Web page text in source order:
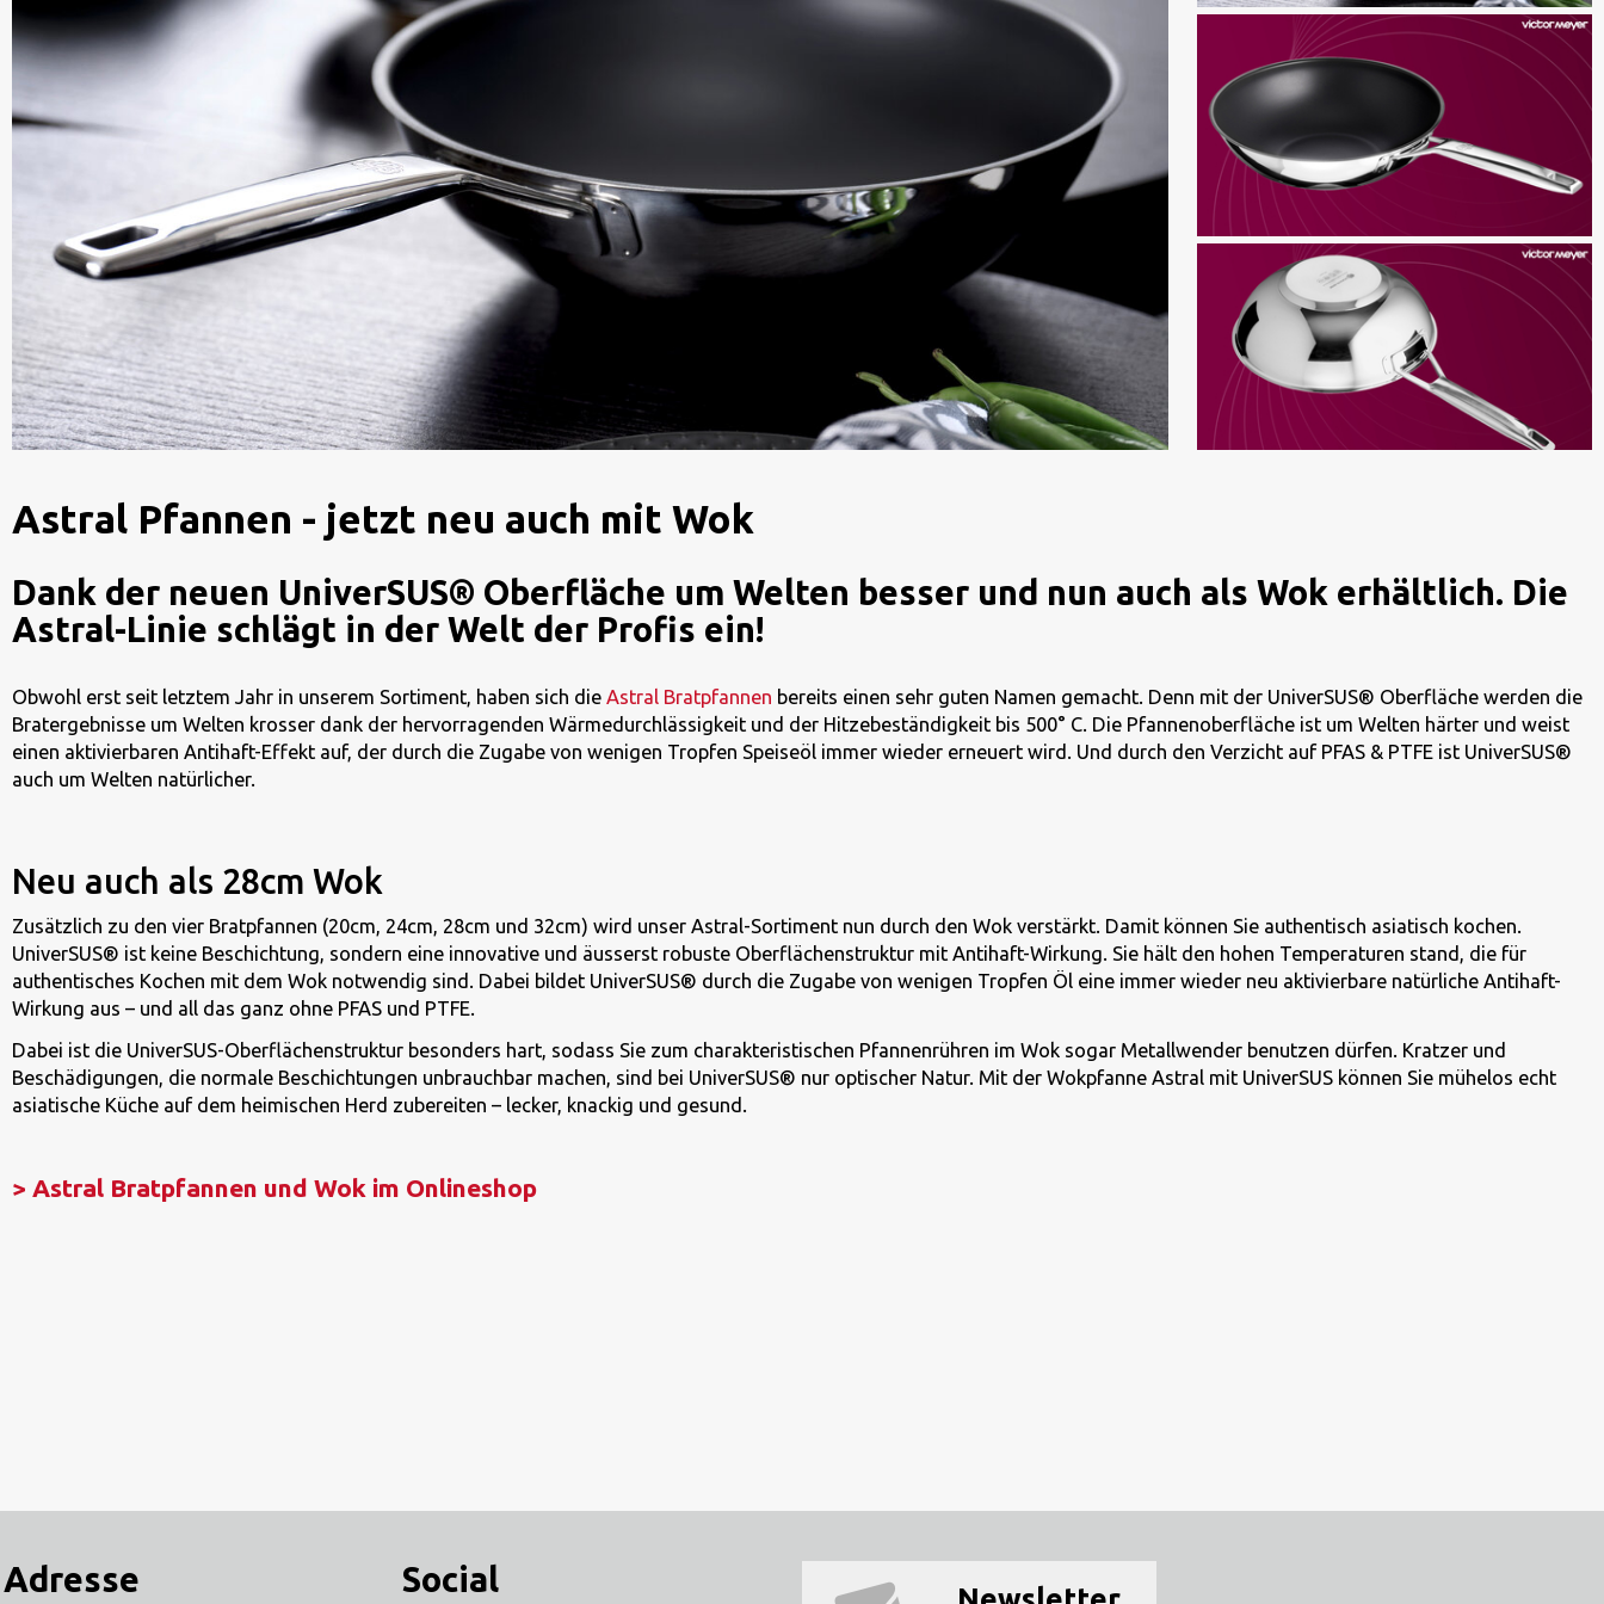
Astral Pfannen - jetzt neu auch mit Wok
Dank der neuen UniverSUS® Oberfläche um Welten besser und nun auch als Wok erhältlich. Die
Astral-Linie schlägt in der Welt der Profis ein!
Obwohl erst seit letztem Jahr in unserem Sortiment, haben sich die Astral Bratpfannen bereits einen sehr guten Namen gemacht. Denn mit der UniverSUS® Oberfläche werden die
Bratergebnisse um Welten krosser dank der hervorragenden Wärmedurchlässigkeit und der Hitzebeständigkeit bis 500° C. Die Pfannenoberfläche ist um Welten härter und weist
einen aktivierbaren Antihaft-Effekt auf, der durch die Zugabe von wenigen Tropfen Speiseöl immer wieder erneuert wird. Und durch den Verzicht auf PFAS & PTFE ist UniverSUS®
auch um Welten natürlicher.
Neu auch als 28cm Wok
Zusätzlich zu den vier Bratpfannen (20cm, 24cm, 28cm und 32cm) wird unser Astral-Sortiment nun durch den Wok verstärkt. Damit können Sie authentisch asiatisch kochen.
UniverSUS® ist keine Beschichtung, sondern eine innovative und äusserst robuste Oberflächenstruktur mit Antihaft-Wirkung. Sie hält den hohen Temperaturen stand, die für
authentisches Kochen mit dem Wok notwendig sind. Dabei bildet UniverSUS® durch die Zugabe von wenigen Tropfen Öl eine immer wieder neu aktivierbare natürliche Antihaft-
Wirkung aus – und all das ganz ohne PFAS und PTFE.
Dabei ist die UniverSUS-Oberflächenstruktur besonders hart, sodass Sie zum charakteristischen Pfannenrühren im Wok sogar Metallwender benutzen dürfen. Kratzer und
Beschädigungen, die normale Beschichtungen unbrauchbar machen, sind bei UniverSUS® nur optischer Natur. Mit der Wokpfanne Astral mit UniverSUS können Sie mühelos echt
asiatische Küche auf dem heimischen Herd zubereiten – lecker, knackig und gesund.
> Astral Bratpfannen und Wok im Onlineshop
Adresse Social